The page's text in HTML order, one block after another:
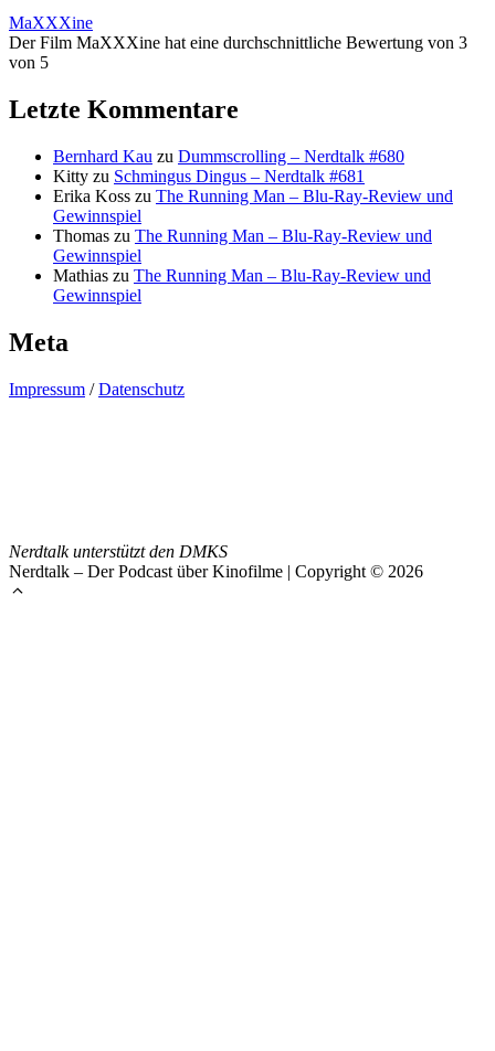
MaXXXine
Der Film MaXXXine hat eine durchschnittliche Bewertung von 3
von 5
Letzte Kommentare
Bernhard Kau zu Dummscrolling – Nerdtalk #680
Kitty zu Schmingus Dingus – Nerdtalk #681
Erika Koss zu The Running Man – Blu-Ray-Review und
Gewinnspiel
Thomas zu The Running Man – Blu-Ray-Review und
Gewinnspiel
Mathias zu The Running Man – Blu-Ray-Review und
Gewinnspiel
Meta
Impressum /Datenschutz
Nerdtalk unterstützt den DMKS
Nerdtalk – Der Podcast über Kinofilme | Copyright © 2026